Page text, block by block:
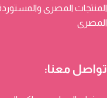
المنتجات المصرى
المصرى
تواصل معنا: